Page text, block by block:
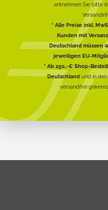
entnehmen Sie bitte
* Alle Preise inkl.
Kunden mit
Deutschland müssen
jeweiligen EU-
* Ab 250,-€ Shop-
Deutschlandund in den
versandfrei